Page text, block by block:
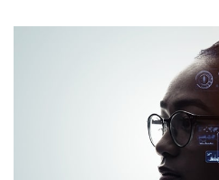
i